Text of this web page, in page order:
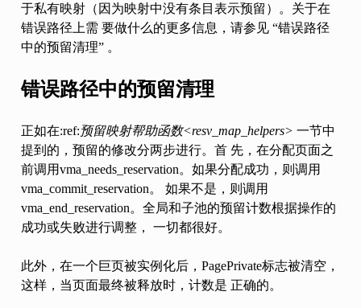
于私有映射（因为映射中没有条目表示预留）。关于在
错误路径上需 要做什么的更多信息，请参见 “错误路径
中的预留清理” 。
错误路径中的预留清理
正如在:ref:预留映射帮助函数<resv_map_helpers> 一节中
提到的，预留的修改分两步进行。首 先，在分配页面之
前调用vma_needs_reservation。如果分配成功，则调用
vma_commit_reservation。 如果不是，则调用
vma_end_reservation。全局和子池的预留计数根据操作的
成功或失败进行调整， 一切都很好。
此外，在一个巨页被实例化后，PagePrivate标志被清空，
这样，当页面最终被释放时，计数是 正确的。